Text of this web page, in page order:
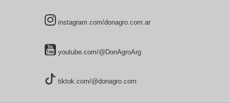
instagram.com/donagro.com.ar
youtube.com/@DonAgroArg
tiktok.com/@donagro.com